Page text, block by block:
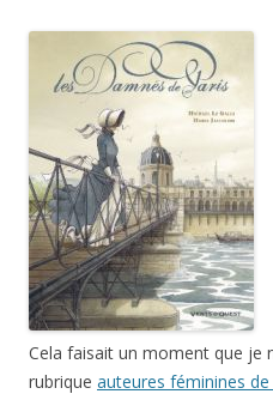
Cela faisait un moment que je
rubrique auteures féminines